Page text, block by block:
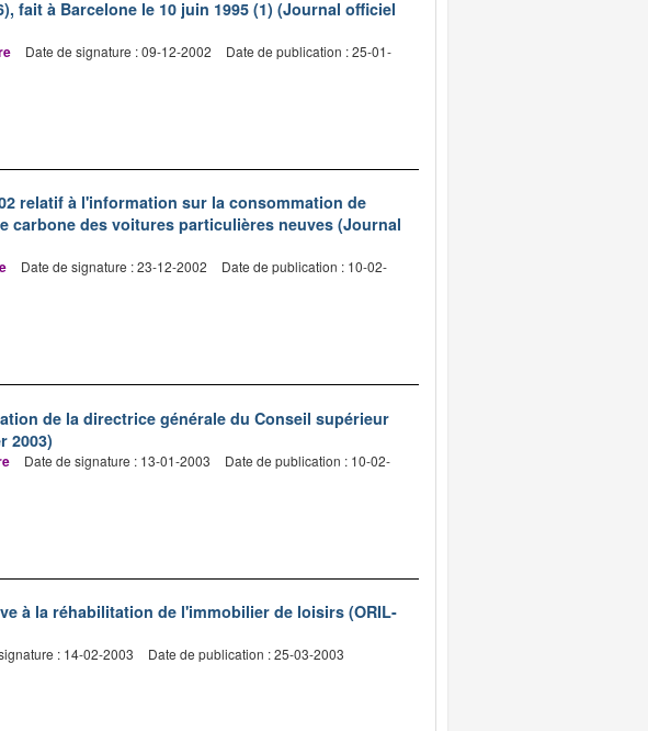
fait à Barcelone le 10 juin 1995 (1) (Journal officiel
Date de signature : 09-12-2002
Date de publication : 25-01-
relatif à l'information sur la consommation de
carbone des voitures particulières neuves (Journal
Date de signature : 23-12-2002
Date de publication : 10-02-
de la directrice générale du Conseil supérieur
2003)
Date de signature : 13-01-2003
Date de publication : 10-02-
à la réhabilitation de l'immobilier de loisirs (ORIL-
: 14-02-2003 Date de publication : 25-03-2003